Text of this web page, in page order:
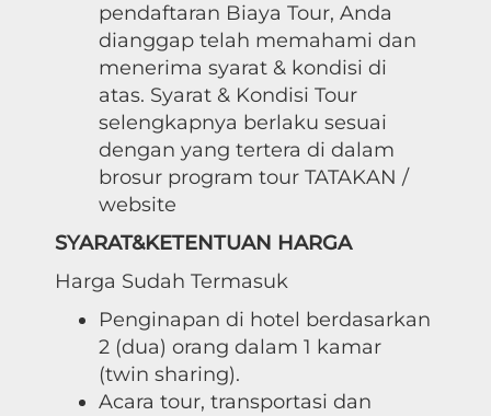
pendaftaran Biaya Tour, Anda
dianggap telah memahami dan
menerima syarat & kondisi di
atas. Syarat & Kondisi Tour
selengkapnya berlaku sesuai
dengan yang tertera di dalam
brosur program tour TATAKAN /
website
SYARAT&KETENTUAN HARGA
Harga Sudah Termasuk
Penginapan di hotel berdasarkan
2 (dua) orang dalam 1 kamar
(twin sharing).
Acara tour, transportasi dan